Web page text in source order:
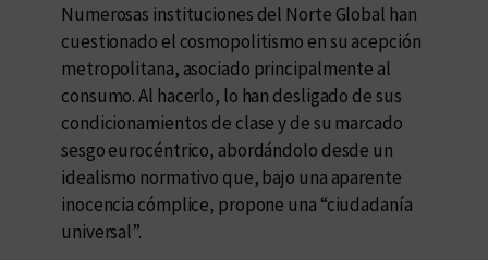
Numerosas instituciones del Norte Global han
cuestionado el cosmopolitismo en su acepción
metropolitana, asociado principalmente al
consumo. Al hacerlo, lo han desligado de sus
condicionamientos de clase y de su marcado
sesgo eurocéntrico, abordándolo desde un
idealismo normativo que, bajo una aparente
inocencia cómplice, propone una “ciudadanía
universal”.